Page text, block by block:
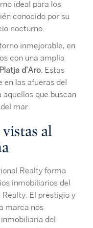
ideal para los
conocido por su
nocturno.
inmejorable, en
con una amplia
d’Aro. Estas
las afueras del
aquellos que buscan
mar.
al
Realty forma
inmobiliarios del
Realty. El prestigio y
marca nos
del